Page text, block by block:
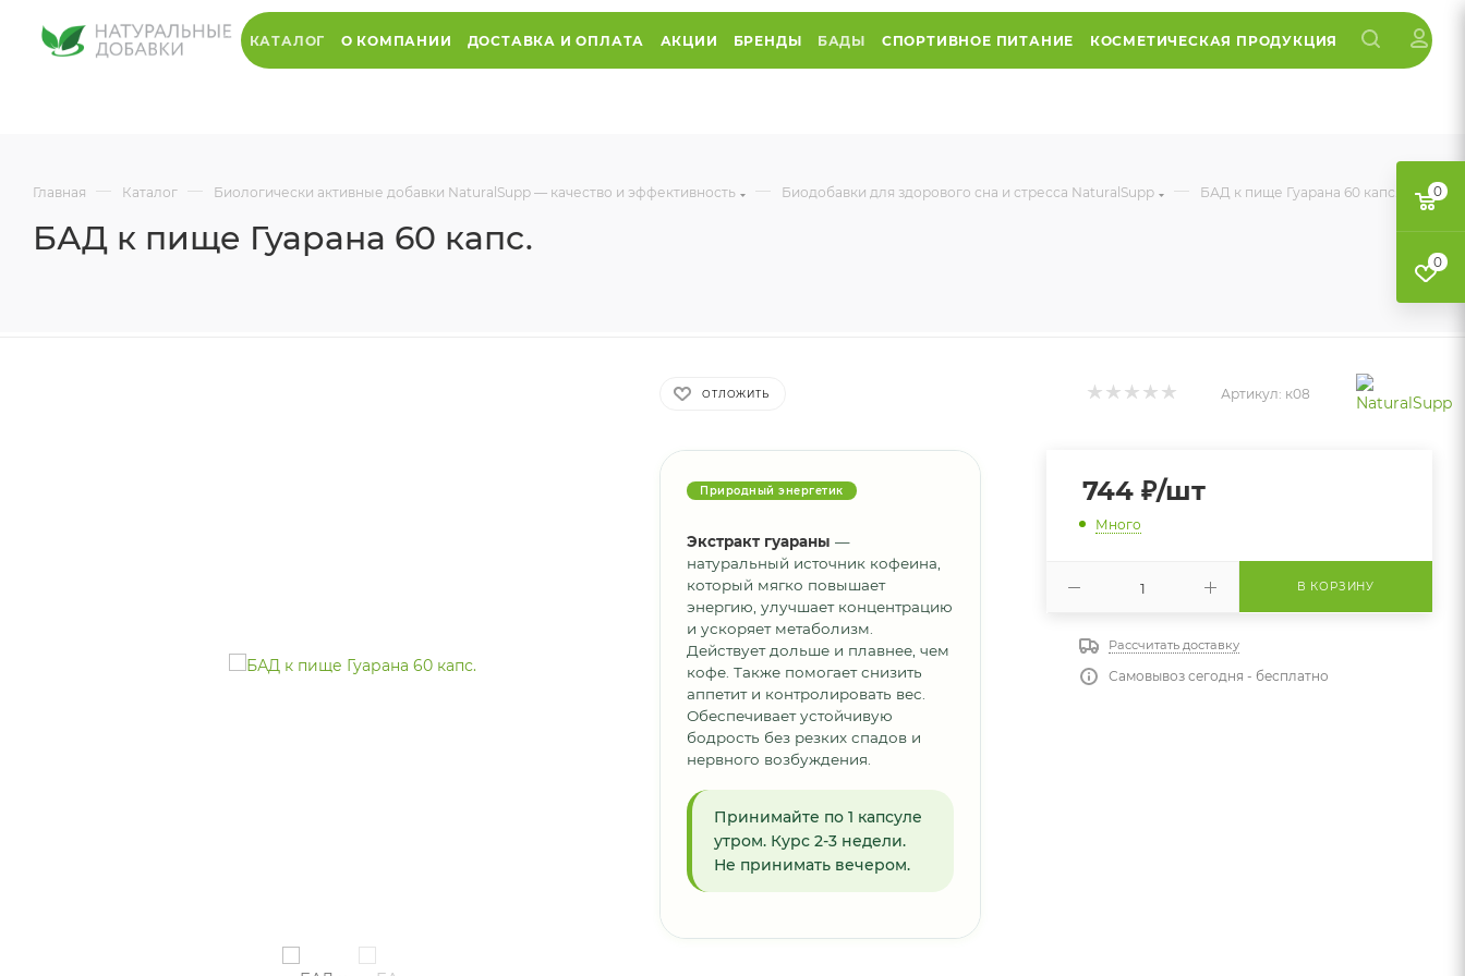
КАТАЛОГ О КОМПАНИИ ДОСТАВКА И ОПЛАТА АКЦИИ БРЕНДЫ БАДЫ СПОРТИВНОЕ ПИТАНИЕ КОСМЕТИЧЕСКАЯ ПРОДУКЦИЯ
Главная — Каталог — Биологически активные добавки NaturalSupp — качество и эффективность — Биодобавки для здорового сна и стресса NaturalSupp — БАД к пище Гуарана 60 капс.
БАД к пище Гуарана 60 капс.
ОТЛОЖИТЬ Артикул: к08
Природный энергетик
Экстракт гуараны —
натуральный источник кофеина,
который мягко повышает
энергию, улучшает концентрацию
и ускоряет метаболизм.
Действует дольше и плавнее, чем
кофе. Также помогает снизить
аппетит и контролировать вес.
Обеспечивает устойчивую
бодрость без резких спадов и
нервного возбуждения.
Принимайте по 1 капсуле
утром. Курс 2-3 недели.
Не принимать вечером.
744₽/шт
Много
В КОРЗИНУ
Рассчитать доставку
Самовывоз сегодня - бесплатно
0
0